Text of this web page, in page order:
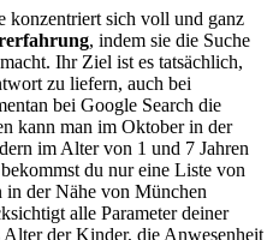
konzentriert sich voll und ganz
, indem sie die Suche
Ihr Ziel ist es tatsächlich,
zu liefern, auch bei
bei Google Search die
kann man im Oktober in der
im Alter von 1 und 7 Jahren
du nur eine Liste von
der Nähe von München
alle Parameter deiner
Alter der Kinder, die Anwesenheit